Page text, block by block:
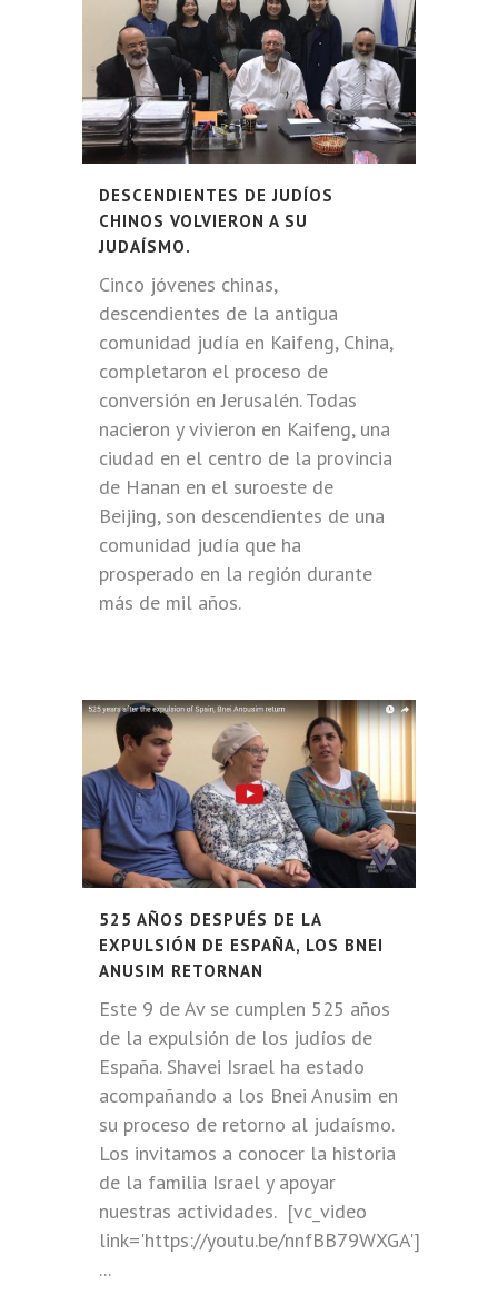
DESCENDIENTES DE JUDÍOS
CHINOS VOLVIERON A SU
JUDAÍSMO.
Cinco jóvenes chinas,
descendientes de la antigua
comunidad judía en Kaifeng, China,
completaron el proceso de
conversión en Jerusalén. Todas
nacieron y vivieron en Kaifeng, una
ciudad en el centro de la provincia
de Hanan en el suroeste de
Beijing, son descendientes de una
comunidad judía que ha
prosperado en la región durante
más de mil años.
525 AÑOS DESPUÉS DE LA
EXPULSIÓN DE ESPAÑA, LOS BNEI
ANUSIM RETORNAN
Este 9 de Av se cumplen 525 años
de la expulsión de los judíos de
España. Shavei Israel ha estado
acompañando a los Bnei Anusim en
su proceso de retorno al judaísmo.
Los invitamos a conocer la historia
de la familia Israel y apoyar
nuestras actividades. [vc_video
link='https://youtu.be/nnfBB79WXGA']
...